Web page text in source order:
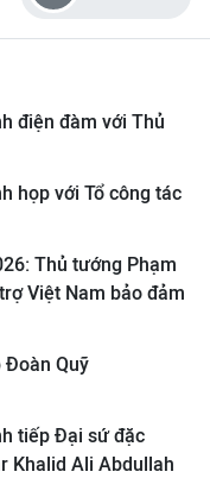
điện đàm với Thủ
họp với Tổ công tác
Thủ tướng Phạm
Việt Nam bảo đảm
Đoàn Quỹ
tiếp Đại sứ đặc
Khalid Ali Abdullah